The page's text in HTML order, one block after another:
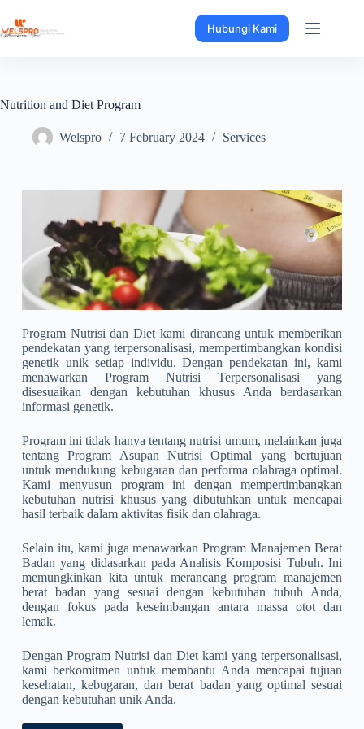
Hubungi Kami
Nutrition and Diet Program
Welspro 7 February 2024 Services
Program Nutrisi dan Diet kami dirancang untuk memberikan
pendekatan yang terpersonalisasi, mempertimbangkan kondisi
genetik unik setiap individu. Dengan pendekatan ini, kami
menawarkan Program Nutrisi Terpersonalisasi yang
disesuaikan dengan kebutuhan khusus Anda berdasarkan
informasi genetik.
Program ini tidak hanya tentang nutrisi umum, melainkan juga
tentang Program Asupan Nutrisi Optimal yang bertujuan
untuk mendukung kebugaran dan performa olahraga optimal.
Kami menyusun program ini dengan mempertimbangkan
kebutuhan nutrisi khusus yang dibutuhkan untuk mencapai
hasil terbaik dalam aktivitas fisik dan olahraga.
Selain itu, kami juga menawarkan Program Manajemen Berat
Badan yang didasarkan pada Analisis Komposisi Tubuh. Ini
memungkinkan kita untuk merancang program manajemen
berat badan yang sesuai dengan kebutuhan tubuh Anda,
dengan fokus pada keseimbangan antara massa otot dan
lemak.
Dengan Program Nutrisi dan Diet kami yang terpersonalisasi,
kami berkomitmen untuk membantu Anda mencapai tujuan
kesehatan, kebugaran, dan berat badan yang optimal sesuai
dengan kebutuhan unik Anda.